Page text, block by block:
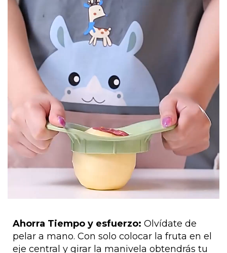
Ahorra Tiempo y esfuerzo: Olvídate de
pelar a mano. Con solo colocar la fruta en el
eje central y girar la manivela obtendrás tu